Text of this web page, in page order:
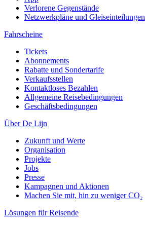
Verlorene Gegenstände
Netzwerkpläne und Gleiseinteilungen
Fahrscheine
Tickets
Abonnements
Rabatte und Sondertarife
Verkaufsstellen
Kontaktloses Bezahlen
Allgemeine Reisebedingungen
Geschäftsbedingungen
Über De Lijn
Zukunft und Werte
Organisation
Projekte
Jobs
Presse
Kampagnen und Aktionen
Machen Sie mit, hin zu weniger CO₂
Lösungen für Reisende